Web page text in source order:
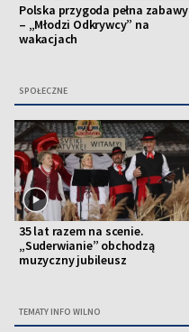
Polska przygoda pełna zabawy
– „Młodzi Odkrywcy” na
wakacjach
SPOŁECZNE
35 lat razem na scenie.
„Suderwianie” obchodzą
muzyczny jubileusz
TEMATY INFO WILNO